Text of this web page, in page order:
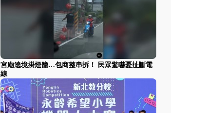
宮廟遶境掛燈籠…包商整串拆！ 民眾驚嚇憂扯斷電
線